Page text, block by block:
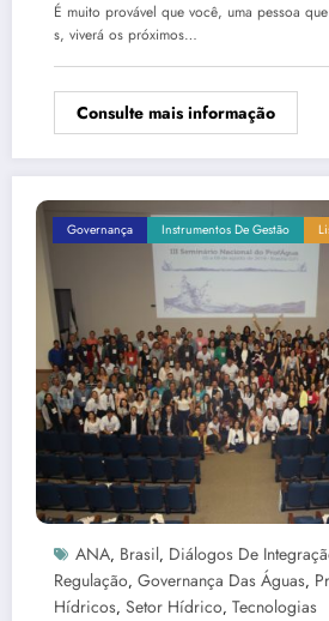
É muito provável que você, uma pessoa
s, viverá os próximos…
Consulte mais informação
Governança Instrumentos De Gestão
ANA, Brasil, Diálogos De
Regulação, Governança Das Águas,
Hídricos, Setor Hídrico, Tecnologias